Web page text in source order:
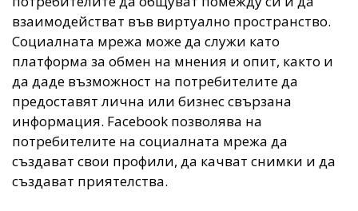
взаимодействат във виртуално пространство.
Социалната мрежа може да служи като
платформа за обмен на мнения и опит, както и
да даде възможност на потребителите да
предоставят лична или бизнес свързана
информация. Facebook позволява на
потребителите на социалната мрежа да
създават свои профили, да качват снимки и да
създават приятелства.